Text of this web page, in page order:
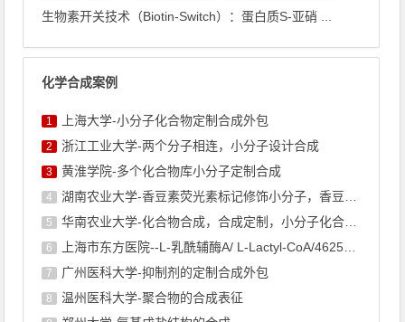
生物素开关技术（Biotin-Switch）：蛋白质S-亚硝 ...
化学合成案例
1 上海大学-小分子化合物定制合成外包
2 浙江工业大学-两个分子相连，小分子设计合成
3 黄淮学院-多个化合物库小分子定制合成
4 湖南农业大学-香豆素荧光素标记修饰小分子，香豆素衍生物的合成
5 华南农业大学-化合物合成，合成定制，小分子化合物的订购
6 上海市东方医院--L-乳酰辅酶A/ L-Lactyl-CoA/4625-32-5/1926 ...
7 广州医科大学-抑制剂的定制合成外包
8 温州医科大学-聚合物的合成表征